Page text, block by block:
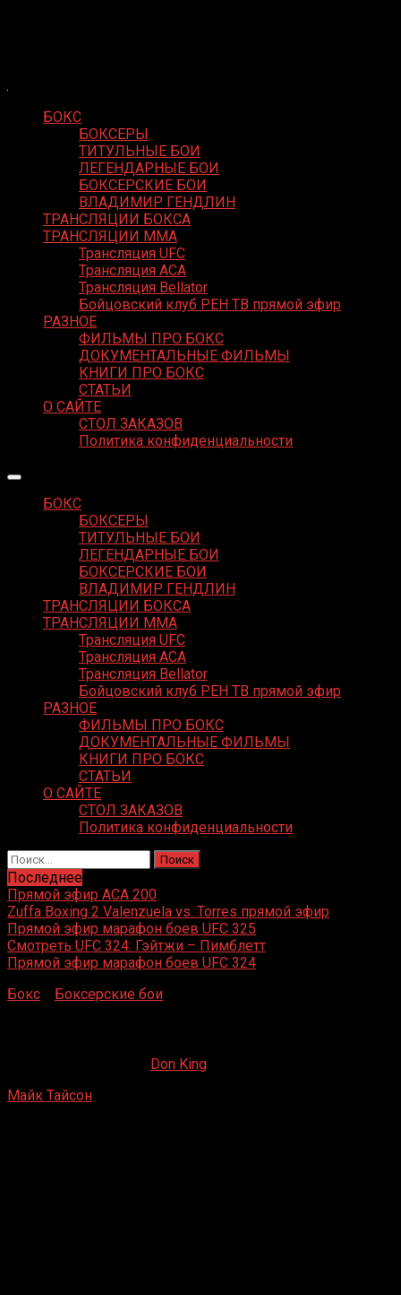
БОКС
БОКСЕРЫ
ТИТУЛЬНЫЕ БОИ
ЛЕГЕНДАРНЫЕ БОИ
БОКСЕРСКИЕ БОИ
ВЛАДИМИР ГЕНДЛИН
ТРАНСЛЯЦИИ БОКСА
ТРАНСЛЯЦИИ MMA
Трансляция UFC
Трансляция ACA
Трансляция Bellator
Бойцовский клуб РЕН ТВ прямой эфир
РАЗНОЕ
ФИЛЬМЫ ПРО БОКС
ДОКУМЕНТАЛЬНЫЕ ФИЛЬМЫ
КНИГИ ПРО БОКС
СТАТЬИ
О САЙТЕ
СТОЛ ЗАКАЗОВ
Политика конфиденциальности
БОКС
БОКСЕРЫ
ТИТУЛЬНЫЕ БОИ
ЛЕГЕНДАРНЫЕ БОИ
БОКСЕРСКИЕ БОИ
ВЛАДИМИР ГЕНДЛИН
ТРАНСЛЯЦИИ БОКСА
ТРАНСЛЯЦИИ MMA
Трансляция UFC
Трансляция ACA
Трансляция Bellator
Бойцовский клуб РЕН ТВ прямой эфир
РАЗНОЕ
ФИЛЬМЫ ПРО БОКС
ДОКУМЕНТАЛЬНЫЕ ФИЛЬМЫ
КНИГИ ПРО БОКС
СТАТЬИ
О САЙТЕ
СТОЛ ЗАКАЗОВ
Политика конфиденциальности
Найти:
Последнее
Прямой эфир ACA 200
Zuffa Boxing 2 Valenzuela vs. Torres прямой эфир
Прямой эфир марафон боев UFC 325
Смотреть UFC 324: Гэйтжи – Пимблетт
Прямой эфир марафон боев UFC 324
Бокс
Боксерские бои
Don King
Майк Тайсон